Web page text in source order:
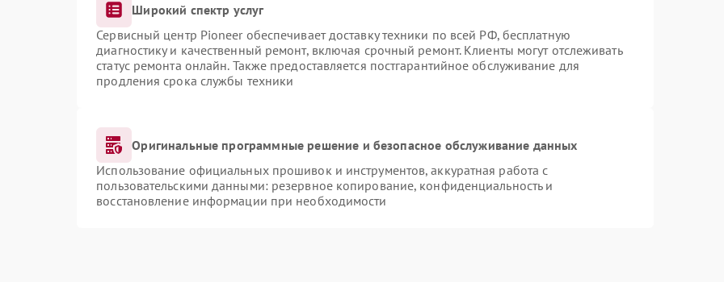
Широкий спектр услуг
Сервисный центр Pioneer обеспечивает доставку техники по всей РФ, бесплатную
диагностику и качественный ремонт, включая срочный ремонт. Клиенты могут отслеживать
статус ремонта онлайн. Также предоставляется постгарантийное обслуживание для
продления срока службы техники
Оригинальные программные решение и безопасное обслуживание данных
Использование официальных прошивок и инструментов, аккуратная работа с
пользовательскими данными: резервное копирование, конфиденциальность и
восстановление информации при необходимости